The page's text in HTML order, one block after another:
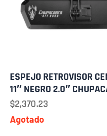
Agotado
ESPEJO RETROVISOR
11″ NEGRO 2.0″
$2,370.23